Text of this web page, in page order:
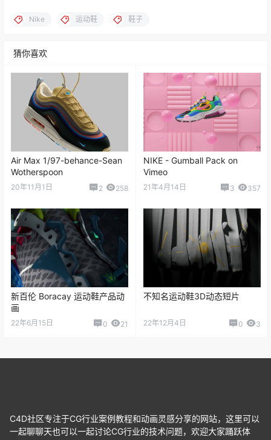
Nike 运动鞋 鞋子
猜你喜欢
Air Max 1/97-behance-Sean
Wotherspoon
20年11月1日 2 258
NIKE - Gumball Pack on
Vimeo
21年4月14日 3 357
新百伦 Boracay 运动鞋产品动
画
22年6月15日 0 21
不知名运动鞋3D动态短片
22年12月4日 0 3
C4D社区专注于CG行业案例教程和动画灵感分享的网站，这里可以
一起聊聊天也可以一起讨论CG行业的技术问题，欢迎大家踊跃体